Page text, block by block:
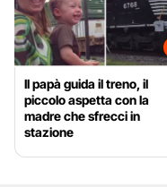
Il papà guida il treno, il
piccolo aspetta con la
madre che sfrecci in
stazione